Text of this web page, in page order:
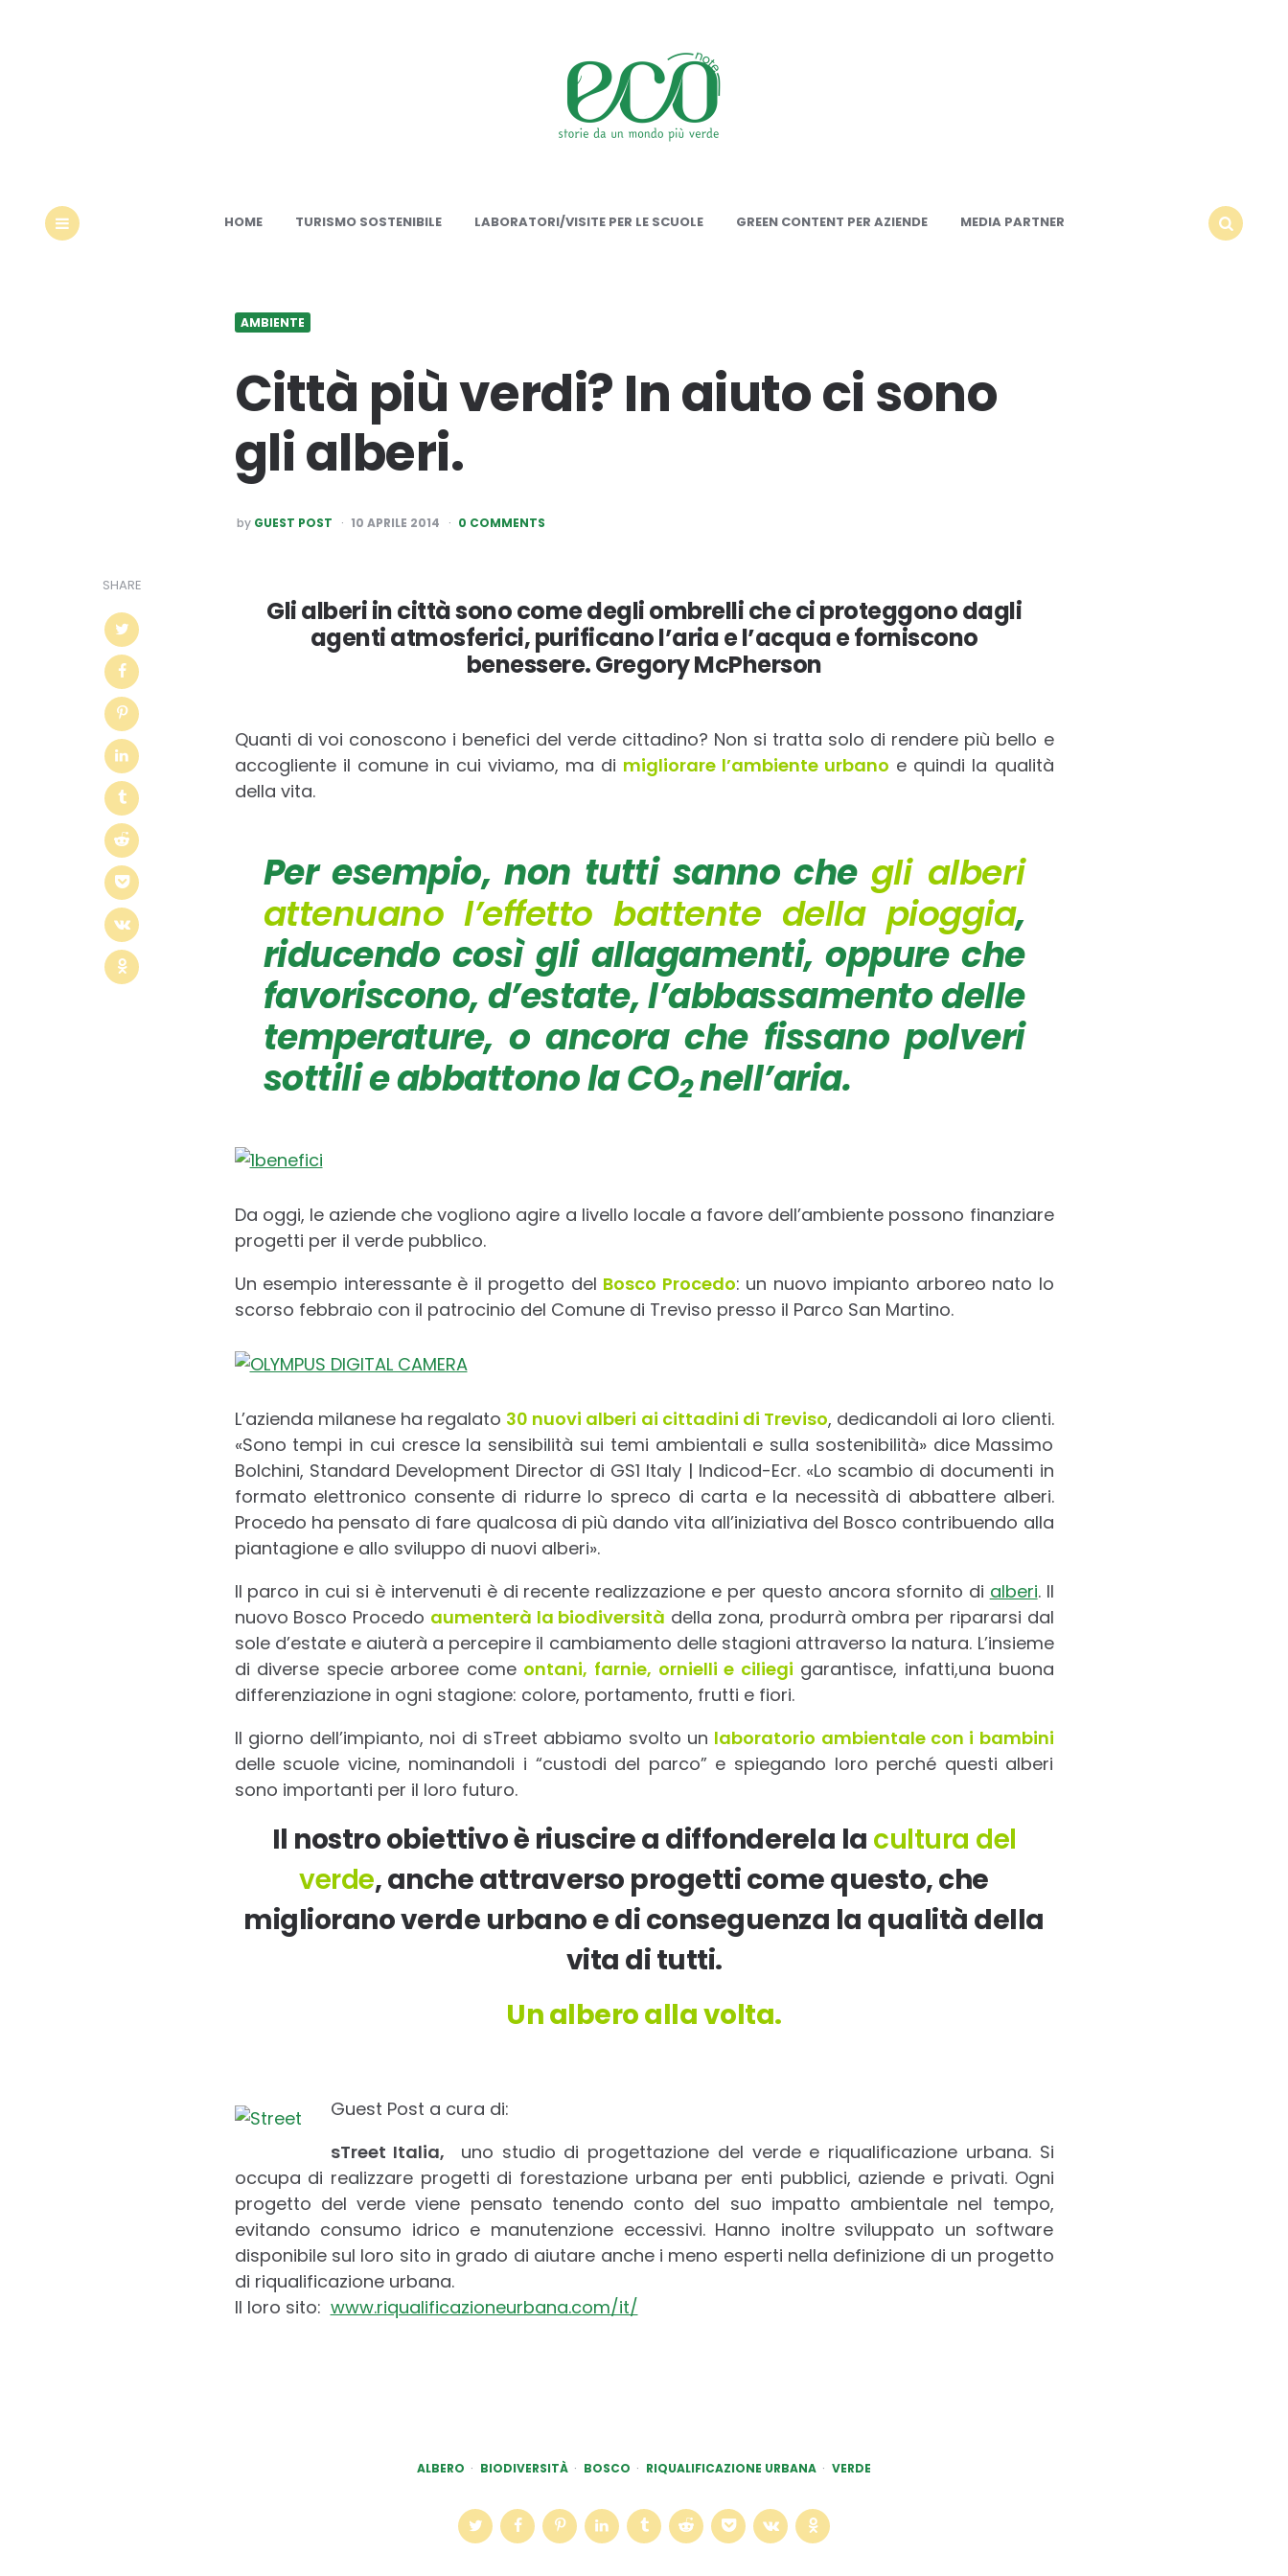
HOME TURISMO SOSTENIBILE LABORATORI/VISITE PER LE SCUOLE GREEN CONTENT PER AZIENDE
MEDIA PARTNER
AMBIENTE
Città più verdi? In aiuto ci sono
gli alberi.
POSTED
BY
by GUEST POST 10 APRILE 2014 0 COMMENTS
SHARE
Gli alberi in città sono come degli ombrelli che ci proteggono dagli
agenti atmosferici, purificano l’aria e l’acqua e forniscono
benessere. Gregory McPherson
Quanti di voi conoscono i benefici del verde cittadino? Non si tratta solo di rendere più bello e
accogliente il comune in cui viviamo, ma di migliorare l’ambiente urbano e quindi la qualità
della vita.
Per esempio, non tutti sanno che gli alberi
attenuano l’effetto battente della pioggia,
riducendo così gli allagamenti, oppure che
favoriscono, d’estate, l’abbassamento delle
temperature, o ancora che fissano polveri
sottili e abbattono la CO2nell’aria.
Da oggi, le aziende che vogliono agire a livello locale a favore dell’ambiente possono finanziare
progetti per il verde pubblico.
Un esempio interessante è il progetto del Bosco Procedo: un nuovo impianto arboreo nato lo
scorso febbraio con il patrocinio del Comune di Treviso presso il Parco San Martino.
L’azienda milanese ha regalato 30 nuovi alberi ai cittadini di Treviso, dedicandoli ai loro clienti.
«Sono tempi in cui cresce la sensibilità sui temi ambientali e sulla sostenibilità» dice Massimo
Bolchini, Standard Development Director di GS1 Italy | Indicod-Ecr. «Lo scambio di documenti in
formato elettronico consente di ridurre lo spreco di carta e la necessità di abbattere alberi.
Procedo ha pensato di fare qualcosa di più dando vita all’iniziativa del Bosco contribuendo alla
piantagione e allo sviluppo di nuovi alberi».
Il parco in cui si è intervenuti è di recente realizzazione e per questo ancora sfornito di alberi. Il
nuovo Bosco Procedo aumenterà la biodiversità della zona, produrrà ombra per ripararsi dal
sole d’estate e aiuterà a percepire il cambiamento delle stagioni attraverso la natura. L’insieme
di diverse specie arboree come ontani, farnie, ornielli e ciliegi garantisce, infatti,una buona
differenziazione in ogni stagione: colore, portamento, frutti e fiori.
Il giorno dell’impianto, noi di sTreet abbiamo svolto un laboratorio ambientale con i bambini
delle scuole vicine, nominandoli i “custodi del parco” e spiegando loro perché questi alberi
sono importanti per il loro futuro.
Il nostro obiettivo è riuscire a diffonderela la cultura del
verde, anche attraverso progetti come questo, che
migliorano verde urbano e di conseguenza la qualità della
vita di tutti.
Un albero alla volta.
Guest Post a cura di:
sTreet Italia,
uno studio di progettazione del verde e riqualificazione urbana. Si
occupa di realizzare progetti di forestazione urbana per enti pubblici, aziende e privati. Ogni
progetto del verde viene pensato tenendo conto del suo impatto ambientale nel tempo,
evitando consumo idrico e manutenzione eccessivi. Hanno inoltre sviluppato un software
disponibile sul loro sito in grado di aiutare anche i meno esperti nella definizione di un progetto
di riqualificazione urbana.
Il loro sito: www.riqualificazioneurbana.com/it/
ALBERO BIODIVERSITÀ BOSCO RIQUALIFICAZIONE URBANA VERDE